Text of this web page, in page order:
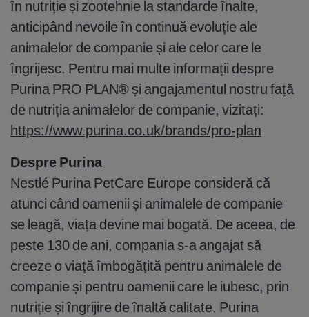
în nutriție și zootehnie la standarde înalte,
anticipând nevoile în continuă evoluție ale
animalelor de companie și ale celor care le
îngrijesc. Pentru mai multe informații despre
Purina PRO PLAN® și angajamentul nostru față
de nutriția animalelor de companie, vizitați:
https://www.purina.co.uk/brands/pro-plan
Despre Purina
Nestlé Purina PetCare Europe consideră că
atunci când oamenii și animalele de companie
se leagă, viața devine mai bogată. De aceea, de
peste 130 de ani, compania s-a angajat să
creeze o viață îmbogățită pentru animalele de
companie și pentru oamenii care le iubesc, prin
nutriție și îngrijire de înaltă calitate. Purina